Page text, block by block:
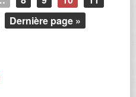
Dernière page »